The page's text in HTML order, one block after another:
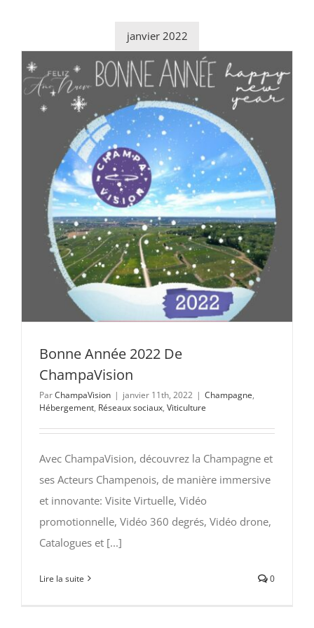
janvier 2022
Bonne Année 2022 De
ChampaVision
ParChampaVision | janvier 11th, 2022 | Champagne,
Hébergement, Réseaux sociaux, Viticulture
Avec ChampaVision, découvrez la Champagne et
ses Acteurs Champenois, de manière immersive
et innovante: Visite Virtuelle, Vidéo
promotionnelle, Vidéo 360 degrés, Vidéo drone,
Catalogues et [...]
Lire la suite 0